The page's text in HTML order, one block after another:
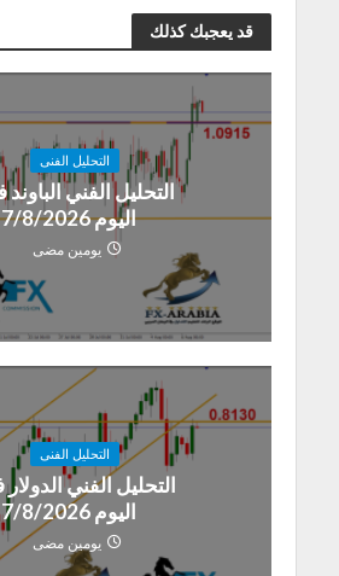
قد يعجبك كذلك
التحليل الفنى
التحليل الفني
اليوم 7/8/2026
يومين مضى
التحليل الفنى
التحليل الفني
اليوم 7/8/2026
يومين مضى